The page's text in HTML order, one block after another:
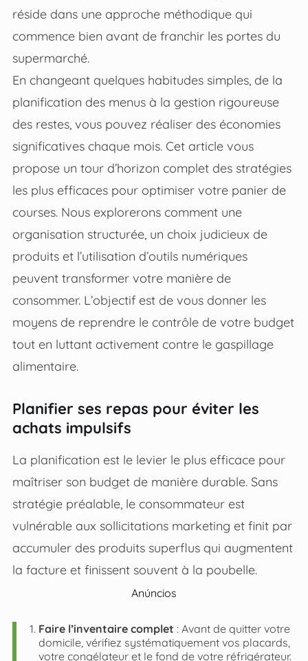
réside dans une approche méthodique qui
commence bien avant de franchir les portes du
supermarché.
En changeant quelques habitudes simples, de la
planification des menus à la gestion rigoureuse
des restes, vous pouvez réaliser des économies
significatives chaque mois. Cet article vous
propose un tour d’horizon complet des stratégies
les plus efficaces pour optimiser votre panier de
courses. Nous explorerons comment une
organisation structurée, un choix judicieux de
produits et l’utilisation d’outils numériques
peuvent transformer votre manière de
consommer. L’objectif est de vous donner les
moyens de reprendre le contrôle de votre budget
tout en luttant activement contre le gaspillage
alimentaire.
Planifier ses repas pour éviter les
achats impulsifs
La planification est le levier le plus efficace pour
maîtriser son budget de manière durable. Sans
stratégie préalable, le consommateur est
vulnérable aux sollicitations marketing et finit par
accumuler des produits superflus qui augmentent
la facture et finissent souvent à la poubelle.
Anúncios
Faire l’inventaire complet : Avant de quitter votre
domicile, vérifiez systématiquement vos placards,
votre congélateur et le fond de votre réfrigérateur.